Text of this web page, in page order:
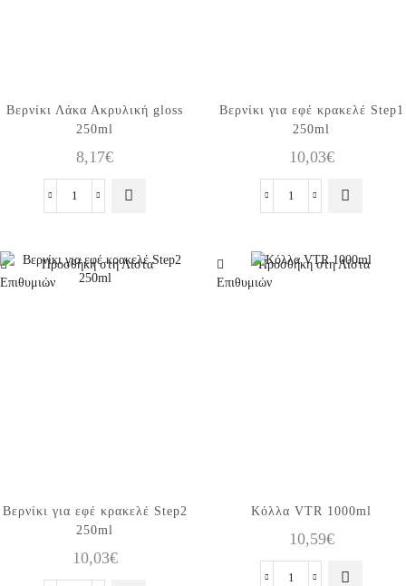
Βερνίκι Λάκα Ακρυλική gloss
250ml
8,17€
Βερνίκι
gloss
250ml
Βερνίκι για εφέ κρακελέ Step1
250ml
10,03€
Βερνίκι
κρακελέ
Προσθήκη στη Λίστα
Επιθυμιών
Βερνίκι για εφέ κρακελέ Step2
250ml
10,03€
Προσθήκη στη Λίστα
Επιθυμιών
Κόλλα VTR 1000ml
10,59€